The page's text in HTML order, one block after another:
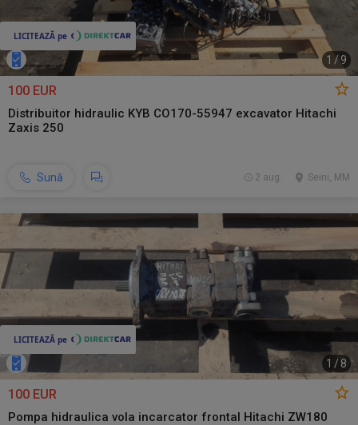
1 / 9
100 EUR
Distribuitor hidraulic KYB CO170-55947 excavator Hitachi
Zaxis 250
Sună Seini, MM
2 aug.
1 / 8
100 EUR
Pompa hidraulica vola incarcator frontal Hitachi ZW180